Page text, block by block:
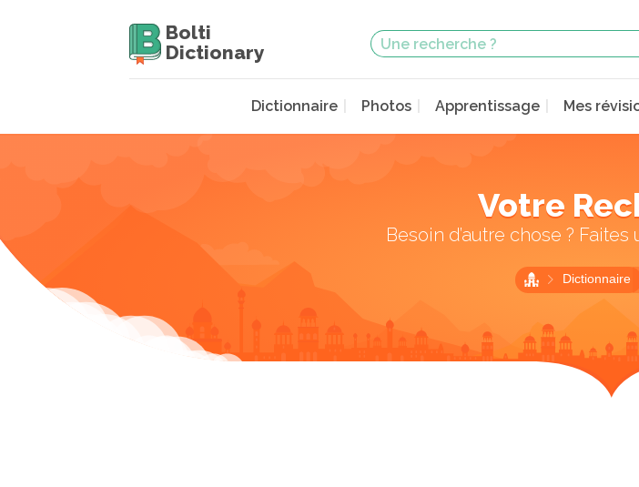
Bolti
Dictionary
Dictionnaire Photos Apprentissage Mes
Votre
Besoin d’autre chose ?
Dictionnaire